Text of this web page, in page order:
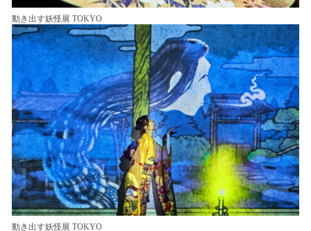
動き出す妖怪展 TOKYO
動き出す妖怪展 TOKYO